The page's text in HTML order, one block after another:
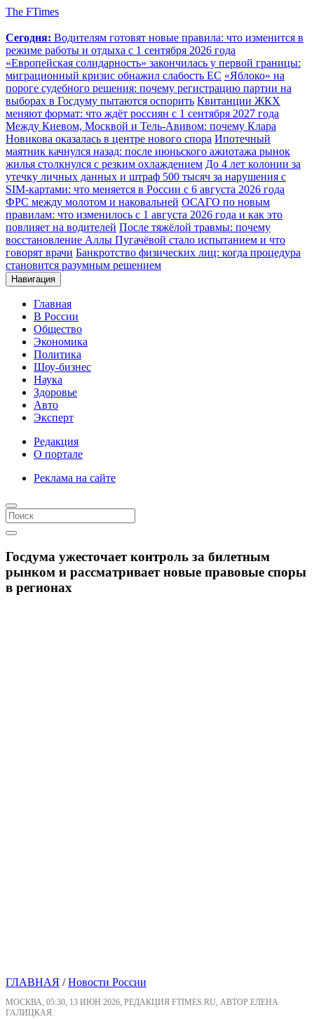
The FTimes
Сегодня: Водителям готовят новые правила: что изменится в
режиме работы и отдыха с 1 сентября 2026 года
«Европейская солидарность» закончилась у первой границы:
миграционный кризис обнажил слабость ЕС «Яблоко» на
пороге судебного решения: почему регистрацию партии на
выборах в Госдуму пытаются оспорить Квитанции ЖКХ
меняют формат: что ждёт россиян с 1 сентября 2027 года
Между Киевом, Москвой и Тель-Авивом: почему Клара
Новикова оказалась в центре нового спора Ипотечный
маятник качнулся назад: после июньского ажиотажа рынок
жилья столкнулся с резким охлаждением До 4 лет колонии за
утечку личных данных и штраф 500 тысяч за нарушения с
SIM-картами: что меняется в России с 6 августа 2026 года
ФРС между молотом и наковальней ОСАГО по новым
правилам: что изменилось с 1 августа 2026 года и как это
повлияет на водителей После тяжёлой травмы: почему
восстановление Аллы Пугачёвой стало испытанием и что
говорят врачи Банкротство физических лиц: когда процедура
становится разумным решением
Навигация
Главная
В России
Общество
Экономика
Политика
Шоу-бизнес
Наука
Здоровье
Авто
Эксперт
Редакция
О портале
Реклама на сайте
Госдума ужесточает контроль за билетным
рынком и рассматривает новые правовые споры
в регионах
ГЛАВНАЯ /Новости России
МОСКВА, 05:30, 13 ИЮН 2026, РЕДАКЦИЯ FTIMES.RU, АВТОР ЕЛЕНА
ГАЛИЦКАЯ.